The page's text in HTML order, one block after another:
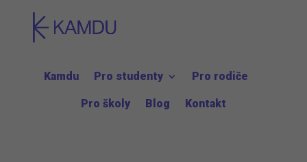
Kamdu Pro studenty Pro rodiče
Pro školy Blog Kontakt